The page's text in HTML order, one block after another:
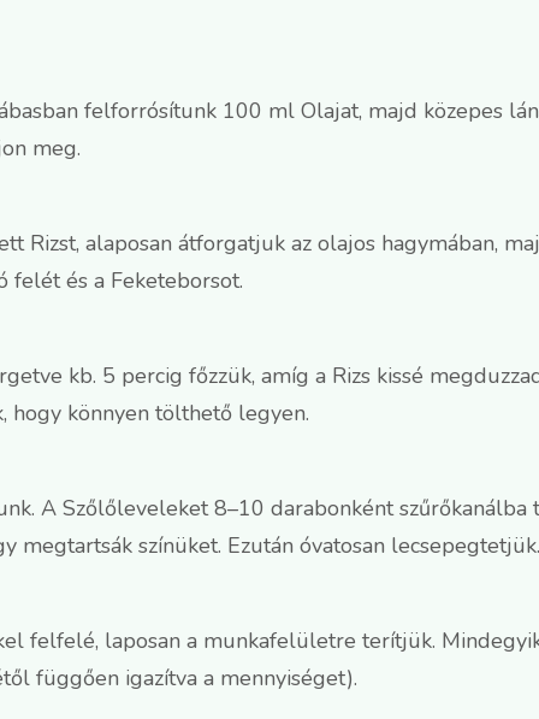
felforrósítunk 100 ml Olajat, majd közepes
meg.
Rizst, alaposan átforgatjuk az olajos hagymában,
felét és a Feketeborsot.
kb. 5 percig főzzük, amíg a Rizs kissé
hogy könnyen tölthető legyen.
A Szőlőleveleket 8–10 darabonként szűrőkanálba
megtartsák színüket. Ezután óvatosan lecsepegtetjük.
felfelé, laposan a munkafelületre terítjük.
függően igazítva a mennyiséget).